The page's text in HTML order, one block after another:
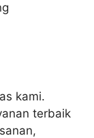
kami.
terbaik